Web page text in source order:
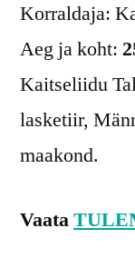
Korraldaja:
Aeg ja koht:
Kaitseliidu
lasketiir,
maakond.
Vaata